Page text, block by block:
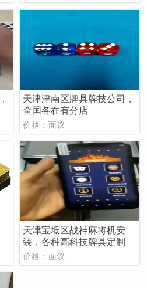
天津津南区牌具牌技公司，
全国各在有分店
价格：面议
天津宝坻区战神麻将机安
装，各种高科技牌具定制
价格：面议